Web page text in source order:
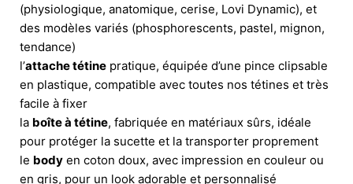
(physiologique, anatomique, cerise, Lovi Dynamic), et
des modèles variés (phosphorescents, pastel, mignon,
tendance)
l’attache tétine pratique, équipée d’une pince clipsable
en plastique, compatible avec toutes nos tétines et très
facile à fixer
la boîte à tétine, fabriquée en matériaux sûrs, idéale
pour protéger la sucette et la transporter proprement
le body en coton doux, avec impression en couleur ou
en gris, pour un look adorable et personnalisé